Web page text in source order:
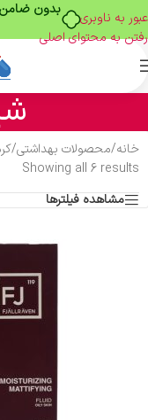
بدون
عبور به ناوبری
رفتن به محتوای اصلی
خانه/محصولات بهداشتی/
Showing all 6 results
مشاهده فیلترها